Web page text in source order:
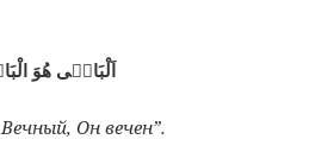
اَلْبَاقٖى هُوَ
Он вечен”.